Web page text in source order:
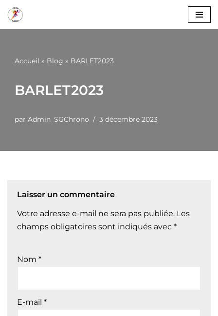
Aller
Accueil » Blog » BARLET2023
BARLET2023
par Admin_SGChrono 3 décembre 2023
Laisser un commentaire
Votre adresse e-mail ne sera pas publiée. Les
champs obligatoires sont indiqués avec *
Nom *
E-mail *